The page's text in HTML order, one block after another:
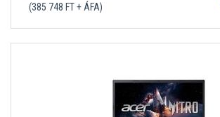
(385 748 FT + ÁFA)